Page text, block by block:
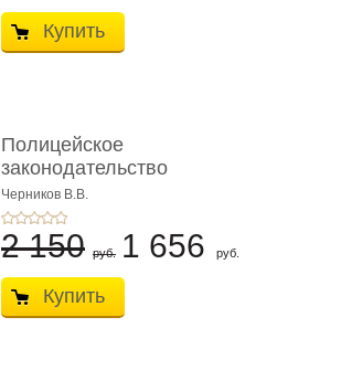
Купить
Полицейское
законодательство
России: вчера, с� ...
Черников В.В.
2 150 руб. 1 656 руб.
Купить